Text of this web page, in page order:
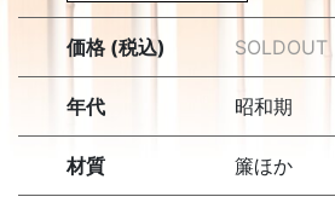
価格 (税込) SOLDOUT
年代 昭和期
材質 簾ほか